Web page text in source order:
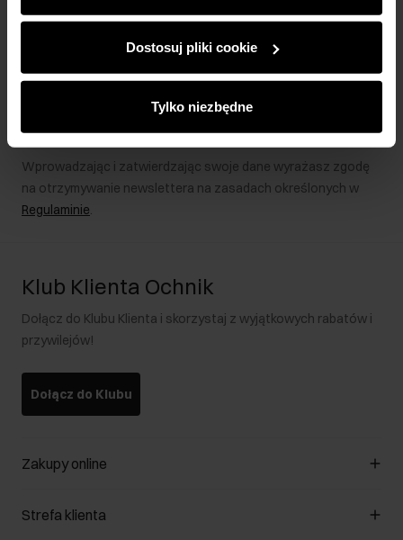
najnowszych promocjach w e-sklepie. Informacje o tym,
partnerom społecznościowym, reklamowym i
analitycznym. Partnerzy mogą połączyć te informacje z
podczas korzystania z ich usług.
Dostosuj pliki cookie
Tylko niezbędne
Zapisz się
Wprowadzając i zatwierdzając swoje dane wyrażasz zgodę
na otrzymywanie newslettera na zasadach określonych w
Regulaminie.
Klub Klienta Ochnik
Dołącz do Klubu Klienta i skorzystaj z wyjątkowych rabatów i
przywilejów!
Dołącz do Klubu
Zakupy online
Zarządzaj cookies
Strefa klienta